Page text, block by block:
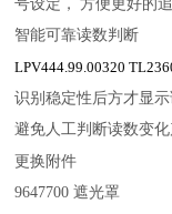
号设定， 方便更好的
智能可靠读数判断
LPV444.99.00320
识别稳定性后方才显
避免人工判断读数变化
更换附件
9647700 遮光罩